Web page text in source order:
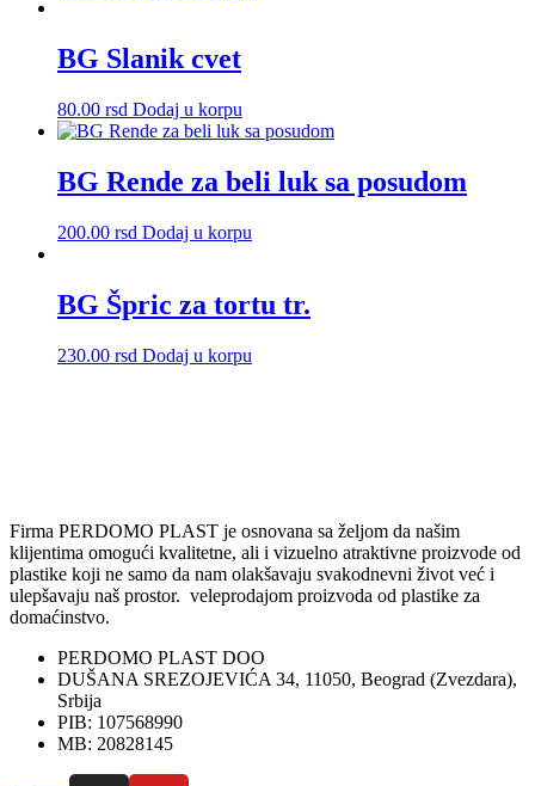
biti
na
stranici
BG Slanik cvet
80.00 rsd Dodaj u korpu
BG Rende za beli luk sa posudom
200.00 rsd Dodaj u korpu
BG Špric za tortu tr.
230.00 rsd Dodaj u korpu
Firma PERDOMO PLAST je osnovana sa željom da našim
klijentima omogući kvalitetne, ali i vizuelno atraktivne proizvode od
plastike koji ne samo da nam olakšavaju svakodnevni život već i
ulepšavaju naš prostor. veleprodajom proizvoda od plastike za
domaćinstvo.
PERDOMO PLAST DOO
DUŠANA SREZOJEVIĆA 34, 11050, Beograd (Zvezdara),
Srbija
PIB: 107568990
MB: 20828145